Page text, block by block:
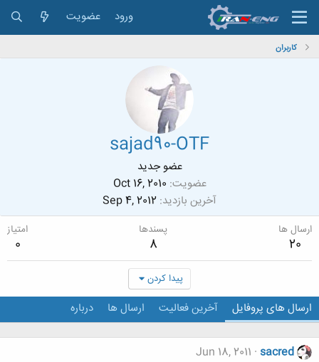
ورود عضویت
کاربران
sajad90-OTF
عضو جدید
عضویت Oct 16, 2010
آخرین بازدید Sep 4, 2012
ارسال ها
20
پسندها
8
امتیاز
0
پیدا کردن
ارسال های پروفایل آخرین فعالیت ارسال ها درباره
sacred
Jun 18, 2011